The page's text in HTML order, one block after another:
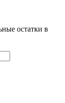
остатки в